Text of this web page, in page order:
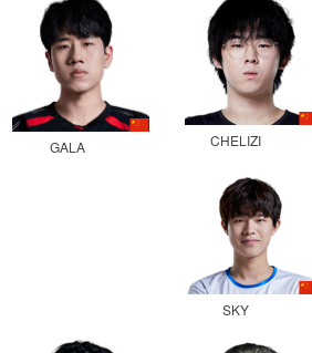
GALA CHELIZI
SKY